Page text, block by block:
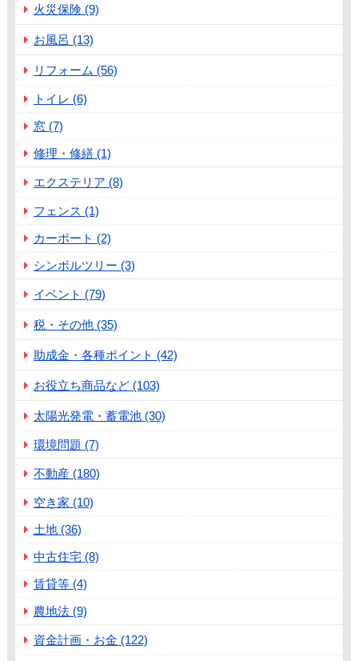
火災保険 (9)
お風呂 (13)
リフォーム (56)
トイレ (6)
窓 (7)
修理・修繕 (1)
エクステリア (8)
フェンス (1)
カーポート (2)
シンボルツリー (3)
イベント (79)
税・その他 (35)
助成金・各種ポイント (42)
お役立ち商品など (103)
太陽光発電・蓄電池 (30)
環境問題 (7)
不動産 (180)
空き家 (10)
土地 (36)
中古住宅 (8)
賃貸等 (4)
農地法 (9)
資金計画・お金 (122)